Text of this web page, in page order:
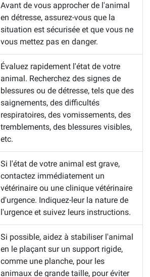
Avant de vous approcher de l'animal
en détresse, assurez-vous que la
situation est sécurisée et que vous ne
vous mettez pas en danger.
Évaluez rapidement l'état de votre
animal. Recherchez des signes de
blessures ou de détresse, tels que des
saignements, des difficultés
respiratoires, des vomissements, des
tremblements, des blessures visibles,
etc.
Si l'état de votre animal est grave,
contactez immédiatement un
vétérinaire ou une clinique vétérinaire
d'urgence. Indiquez-leur la nature de
l'urgence et suivez leurs instructions.
Si possible, aidez à stabiliser l'animal
en le plaçant sur un support rigide,
comme une planche, pour les
animaux de grande taille, pour éviter